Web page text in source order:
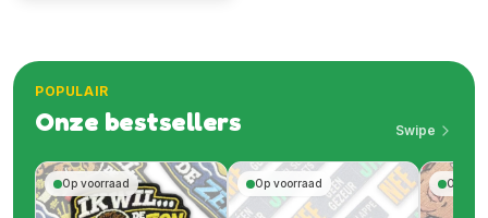
POPULAIR
Onze bestsellers Swipe
Op voorraad Op voorraad Op